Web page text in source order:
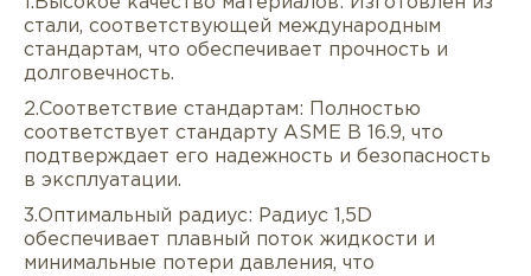
Описание
Услуги Оплата/доставка Отзывы/
стали, соответствующей международным
стандартам, что обеспечивает прочность и
долговечность.
2.Соответствие стандартам: Полностью
соответствует стандарту ASME B 16.9, что
подтверждает его надежность и безопасность
в эксплуатации.
3.Оптимальный радиус: Радиус 1,5D
обеспечивает плавный поток жидкости и
минимальные потери давления, что